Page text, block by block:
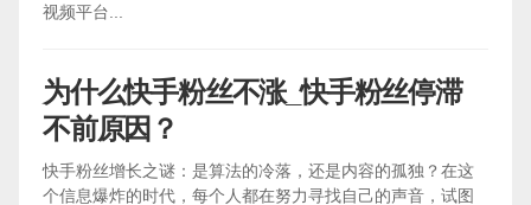
视频平台...
为什么快手粉丝不涨_快手粉丝停滞
不前原因？
快手粉丝增长之谜：是算法的冷落，还是内容的孤独？在这
个信息爆炸的时代，每个人都在努力寻找自己的声音，试图